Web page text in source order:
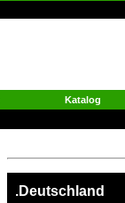
Katalog
.Deutschland